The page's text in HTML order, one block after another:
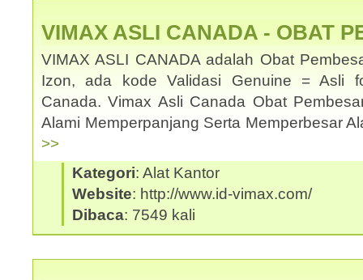
VIMAX ASLI CANADA - OBAT
VIMAX ASLI CANADA adalah Obat
Izon, ada kode Validasi Genuine = Asli
Canada. Vimax Asli Canada Obat
Alami Memperpanjang Serta Memperbesar
>>
Kategori: Alat Kantor
Website: http://www.id-vimax.com/
Dibaca: 7549 kali